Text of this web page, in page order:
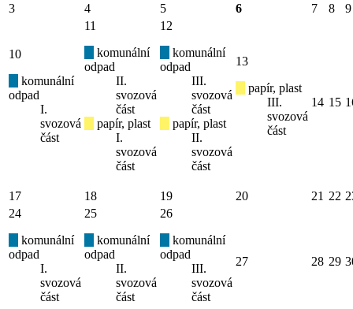
3 4 5 6 7 8 9
10
komunální
odpad
I.
svozová
část
11
komunální
odpad
II.
svozová
část
papír, plast
I.
svozová
část
12
komunální
odpad
III.
svozová
část
papír, plast
II.
svozová
část
13
papír, plast
III.
svozová
část
14 15
17 18 19 20 21 22
24
komunální
odpad
I.
svozová
část
25
komunální
odpad
II.
svozová
část
26
komunální
odpad
III.
svozová
část
27 28 29